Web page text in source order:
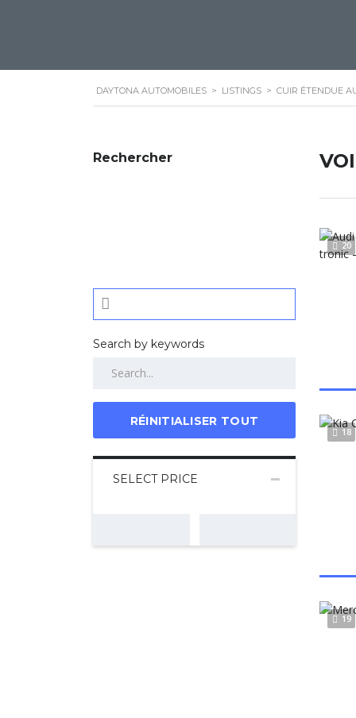
DAYTONA AUTOMOBILES > LISTINGS > CUIR ÉTENDUE
Rechercher
Search by keywords
RÉINITIALISER TOUT
SELECT PRICE
20
18
19